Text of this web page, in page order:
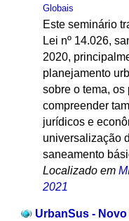
Globais
Este seminário
Lei nº 14.026,
2020,
planejamento
sobre o tema,
compreender
jurídicos e
universalização
saneamento
Localizado em
2021
UrbanSus -